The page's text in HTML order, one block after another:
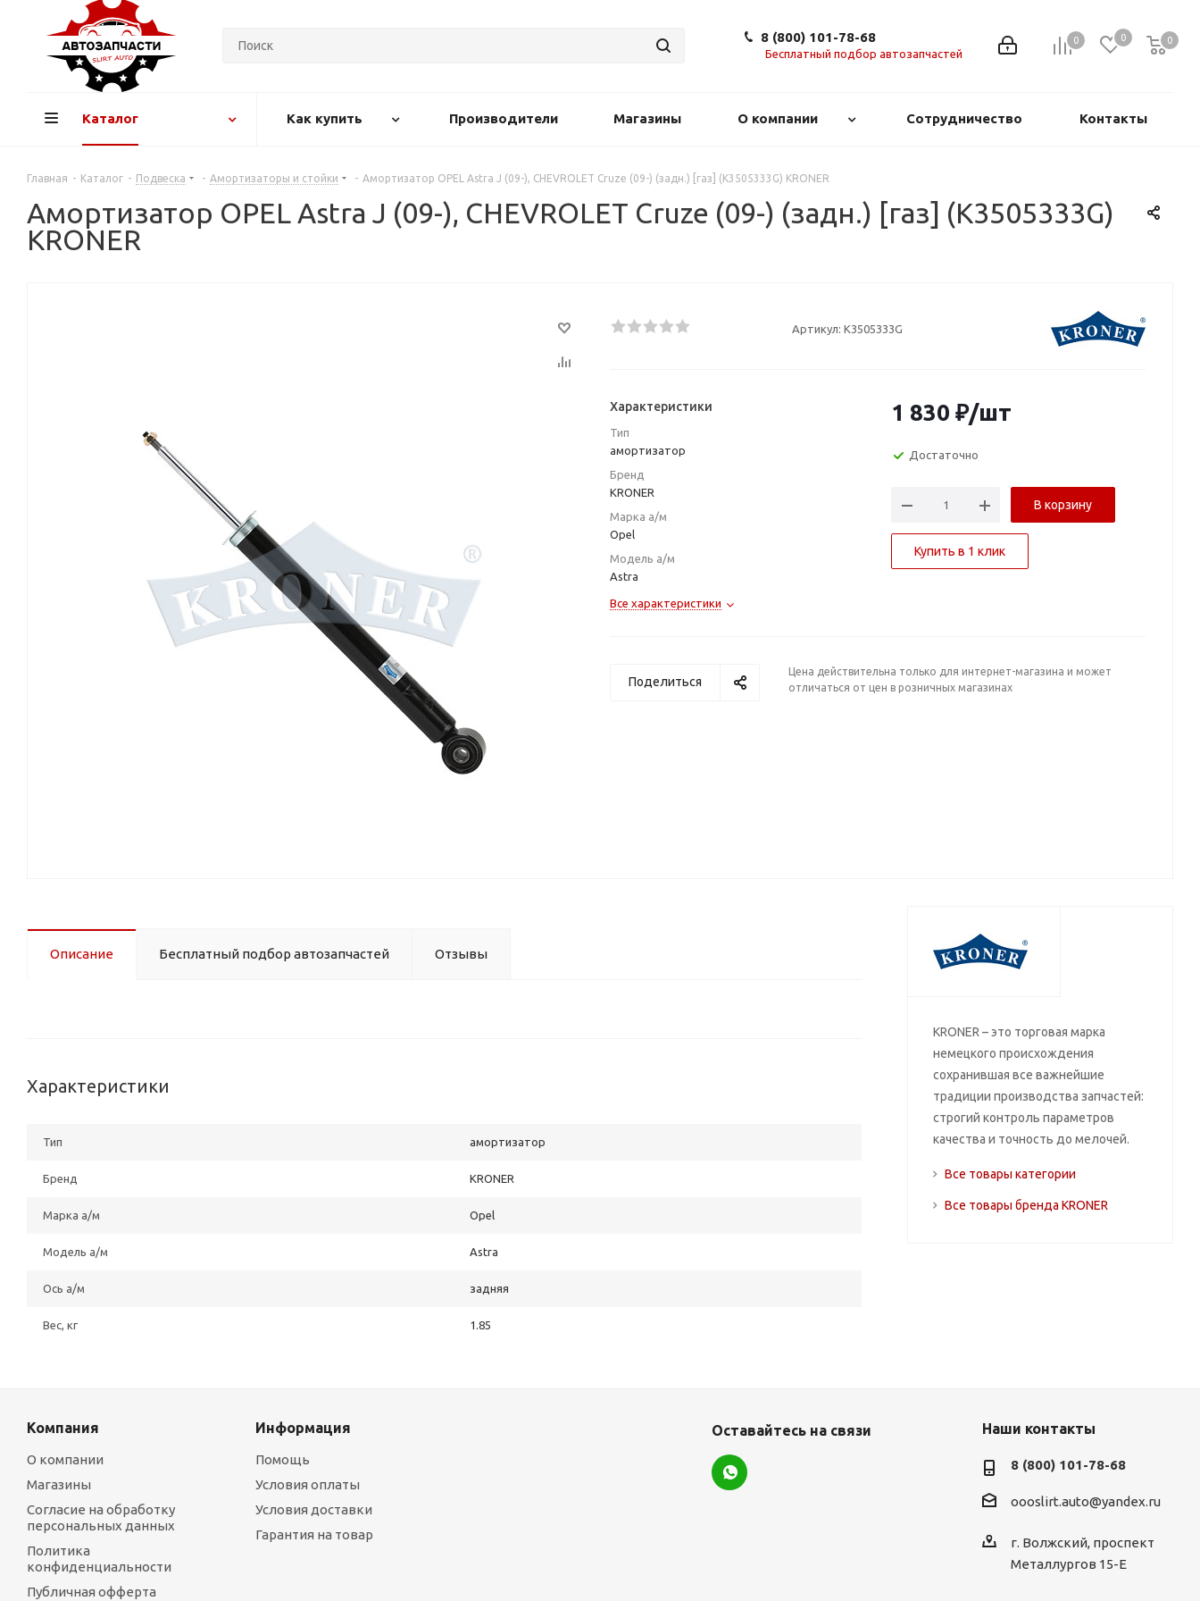
0 0 0
0
8 (800) 101-78-68
Бесплатный подбор автозапчастей
Каталог Как купить Производители Магазины О компании Сотрудничество Контакты
Главная - Каталог - Подвеска - Амортизаторы и стойки - Амортизатор OPEL Astra J (09-), CHEVROLET Cruze (09-) (задн.) [газ] (K3505333G) KRONER
Амортизатор OPEL Astra J (09-), CHEVROLET Cruze (09-) (задн.) [газ] (K3505333G)
KRONER
Артикул: K3505333G
Характеристики
Тип
амортизатор
Бренд
KRONER
Марка а/м
Opel
Модель а/м
Astra
Все характеристики
1 830 ₽/шт
Достаточно
В корзину
Купить в 1 клик
Поделиться
Цена действительна только для интернет-магазина и может
отличаться от цен в розничных магазинах
Описание Бесплатный подбор автозапчастей Отзывы
Характеристики
Тип амортизатор
Бренд KRONER
Марка а/м Opel
Модель а/м Astra
Ось а/м задняя
Вес, кг 1.85
KRONER – это торговая марка
немецкого происхождения
сохранившая все важнейшие
традиции производства запчастей:
строгий контроль параметров
качества и точность до мелочей.
Все товары категории
Все товары бренда KRONER
Компания
О компании
Магазины
Согласие на обработку
персональных данных
Политика
конфиденциальности
Публичная офферта
Информация
Помощь
Условия оплаты
Условия доставки
Гарантия на товар
Оставайтесь на связи Наши контакты
8 (800) 101-78-68
oooslirt.auto@yandex.ru
г. Волжский, проспект
Металлургов 15-Е